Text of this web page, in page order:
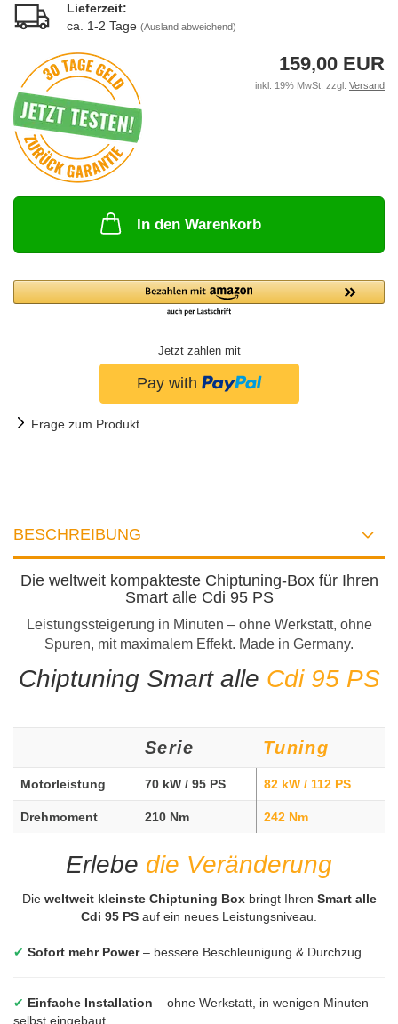
Lieferzeit:
ca. 1-2 Tage (Ausland abweichend)
159,00 EUR
inkl. 19% MwSt. zzgl. Versand
In den Warenkorb
Jetzt zahlen mit
Frage zum Produkt
BESCHREIBUNG
Die weltweit kompakteste Chiptuning-Box für Ihren
Smart alle Cdi 95 PS
Leistungssteigerung in Minuten – ohne Werkstatt, ohne
Spuren, mit maximalem Effekt. Made in Germany.
Chiptuning Smart alle Cdi 95 PS
Serie Tuning
Motorleistung 70 kW / 95 PS 82 kW / 112 PS
Drehmoment 210 Nm 242 Nm
Erlebe die Veränderung
Die weltweit kleinste Chiptuning Boxbringt Ihren Smart alle
Cdi 95 PS auf ein neues Leistungsniveau.
✔ Sofort mehr Power– bessere Beschleunigung & Durchzug
✔ Einfache Installation – ohne Werkstatt, in wenigen Minuten
selbst eingebaut